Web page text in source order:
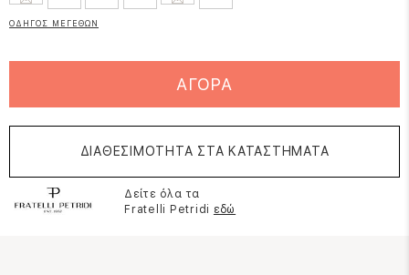
ΟΔΗΓΟΣ ΜΕΓΕΘΩΝ
ΑΓΟΡΑ
ΔΙΑΘΕΣΙΜΟΤΗΤΑ ΣΤΑ ΚΑΤΑΣΤΗΜΑΤΑ
Δείτε όλα τα
Fratelli Petridi εδώ